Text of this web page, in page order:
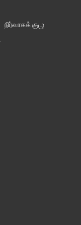
நிர்வாகக் குழு